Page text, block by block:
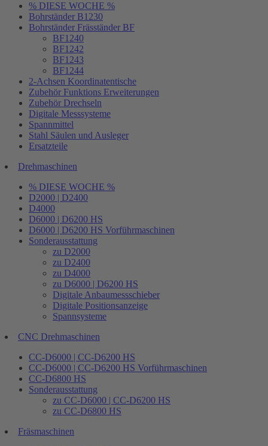
% DIESE WOCHE %
Bohrständer B1230
Bohrständer Fräsständer BF
BF1240
BF1242
BF1243
BF1244
2-Achsen Koordinatentische
Zubehör Funktions Erweiterungen
Zubehör Drechseln
Digitale Messsysteme
Spannmittel
Stahl Säulen und Ausleger
Ersatzteile
Drehmaschinen
% DIESE WOCHE %
D2000 | D2400
D4000
D6000 | D6200 HS
D6000 | D6200 HS Vorführmaschinen
Sonderausstattung
zu D2000
zu D2400
zu D4000
zu D6000 | D6200 HS
Digitale Anbaumessschieber
Digitale Positionsanzeige
Spannsysteme
CNC Drehmaschinen
CC-D6000 | CC-D6200 HS
CC-D6000 | CC-D6200 HS Vorführmaschinen
CC-D6800 HS
Sonderausstattung
zu CC-D6000 | CC-D6200 HS
zu CC-D6800 HS
Fräsmaschinen